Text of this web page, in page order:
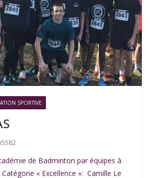
SPORTIVE
de Badminton par équipes à
« Excellence »: Camille Le